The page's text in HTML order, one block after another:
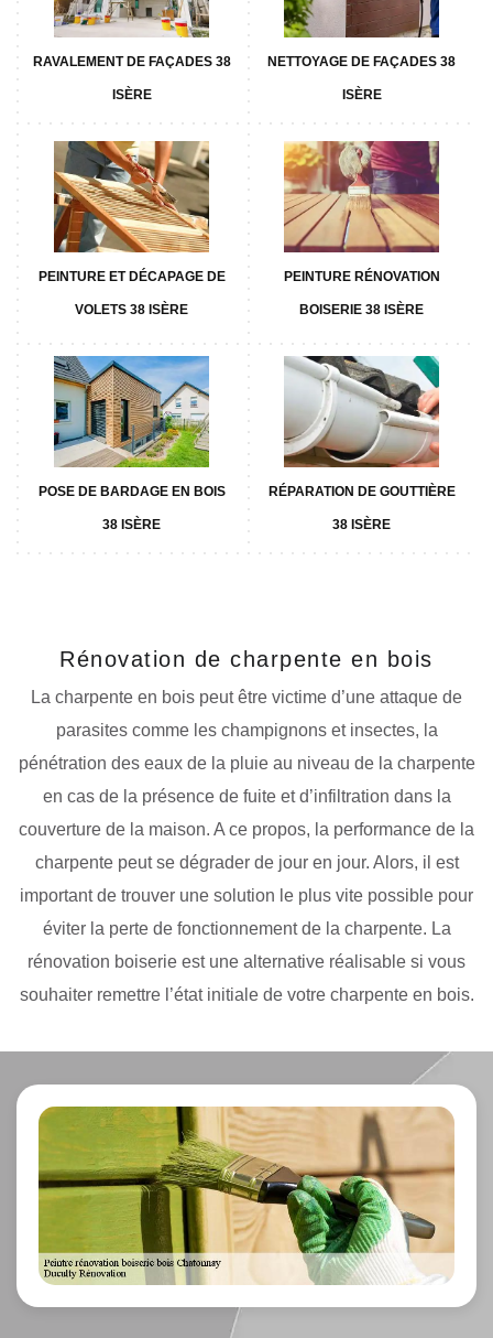
RAVALEMENT DE FAÇADES 38
ISÈRE
NETTOYAGE DE FAÇADES 38
ISÈRE
PEINTURE ET DÉCAPAGE DE
VOLETS 38 ISÈRE
PEINTURE RÉNOVATION
BOISERIE 38 ISÈRE
POSE DE BARDAGE EN BOIS
38 ISÈRE
RÉPARATION DE GOUTTIÈRE
38 ISÈRE
Rénovation de charpente en bois
La charpente en bois peut être victime d’une attaque de
parasites comme les champignons et insectes, la
pénétration des eaux de la pluie au niveau de la charpente
en cas de la présence de fuite et d’infiltration dans la
couverture de la maison. A ce propos, la performance de la
charpente peut se dégrader de jour en jour. Alors, il est
important de trouver une solution le plus vite possible pour
éviter la perte de fonctionnement de la charpente. La
rénovation boiserie est une alternative réalisable si vous
souhaiter remettre l’état initiale de votre charpente en bois.